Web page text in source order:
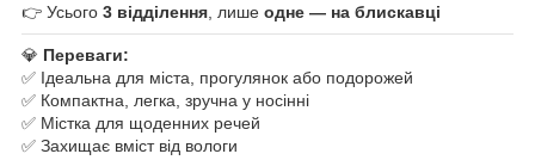
👉 Усього 3 відділення , лише одне — на блискавці
💎 Переваги:
✅ Ідеальна для міста, прогулянок або подорожей
✅ Компактна, легка, зручна у носінні
✅ Містка для щоденних речей
✅ Захищає вміст від вологи